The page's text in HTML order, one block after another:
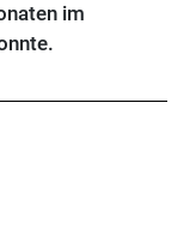
im